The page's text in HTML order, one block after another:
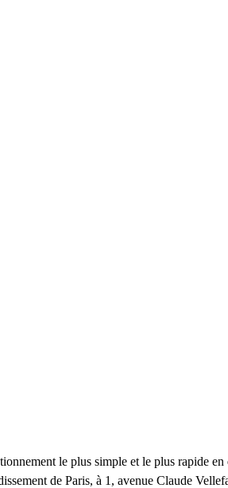
le plus simple et le plus rapide
de Paris, à 1, avenue Claude